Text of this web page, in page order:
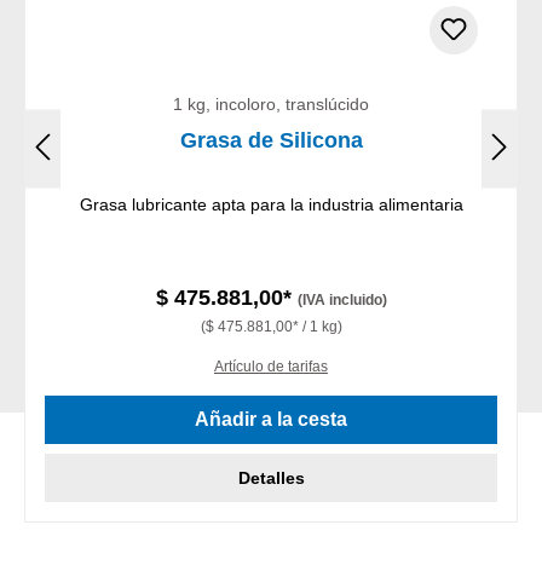
1 kg, incoloro, translúcido
Grasa de Silicona
Grasa lubricante apta para la industria alimentaria
$ 475.881,00* (IVA incluido)
($ 475.881,00* / 1 kg)
Artículo de tarifas
Añadir a la cesta
Detalles